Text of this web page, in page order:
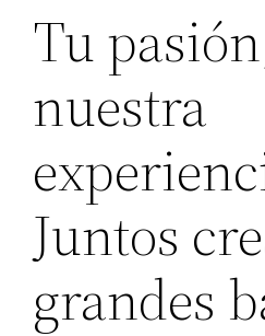
Tu
nuestra
Juntos
grandes